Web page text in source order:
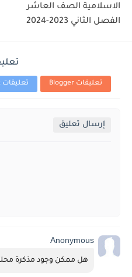
الاسلامية الصف العاشر
الفصل الثاني 2023-2024
تعليقات Blogger تعليقات Facebook
إرسال تعليق
Anonymous
هل ممكن وجود مذكرة